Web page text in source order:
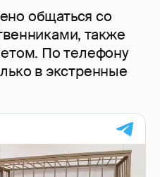
общаться со
также
По телефону
в экстренные